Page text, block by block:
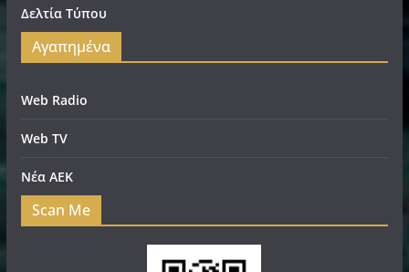
Δελτία Τύπου
Αγαπημένα
Web Radio
Web TV
Νέα ΑΕΚ
Scan Me